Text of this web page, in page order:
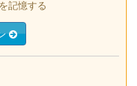
記憶する